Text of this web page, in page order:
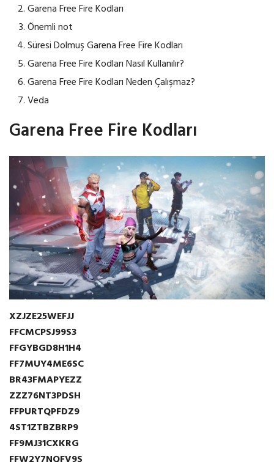
Garena Free Fire Kodları
Önemli not
Süresi Dolmuş Garena Free Fire Kodları
Garena Free Fire Kodları Nasıl Kullanılır?
Garena Free Fire Kodları Neden Çalışmaz?
Veda
Garena Free Fire Kodları
XZJZE25WEFJJ
FFCMCPSJ99S3
FFGYBGD8H1H4
FF7MUY4ME6SC
BR43FMAPYEZZ
ZZZ76NT3PDSH
FFPURTQPFDZ9
4ST1ZTBZBRP9
FF9MJ31CXKRG